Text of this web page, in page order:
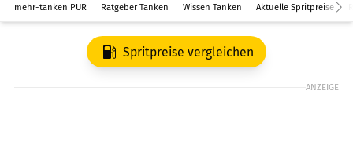
mehr-tanken PUR Ratgeber Tanken Wissen Tanken Aktuelle Spritpreise
Spritpreise vergleichen
ANZEIGE